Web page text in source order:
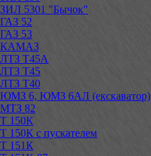
ЗИЛ 5301 "Бычок"
ГАЗ 52
ГАЗ 53
КАМАЗ
ЛТЗ Т45А
ЛТЗ Т45
ЛТЗ Т40
ЮМЗ 6, ЮМЗ 6АЛ (екскаватор)
МТЗ 82
Т 150К
Т 150К с пускателем
Т 151К